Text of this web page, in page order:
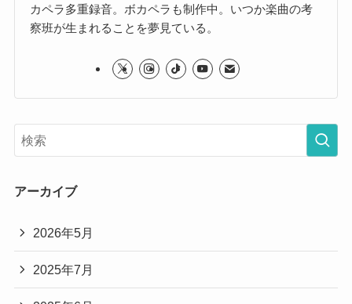
カペラ多重録音。ボカペラも制作中。いつか楽曲の考
察班が生まれることを夢見ている。
アーカイブ
2026年5月
2025年7月